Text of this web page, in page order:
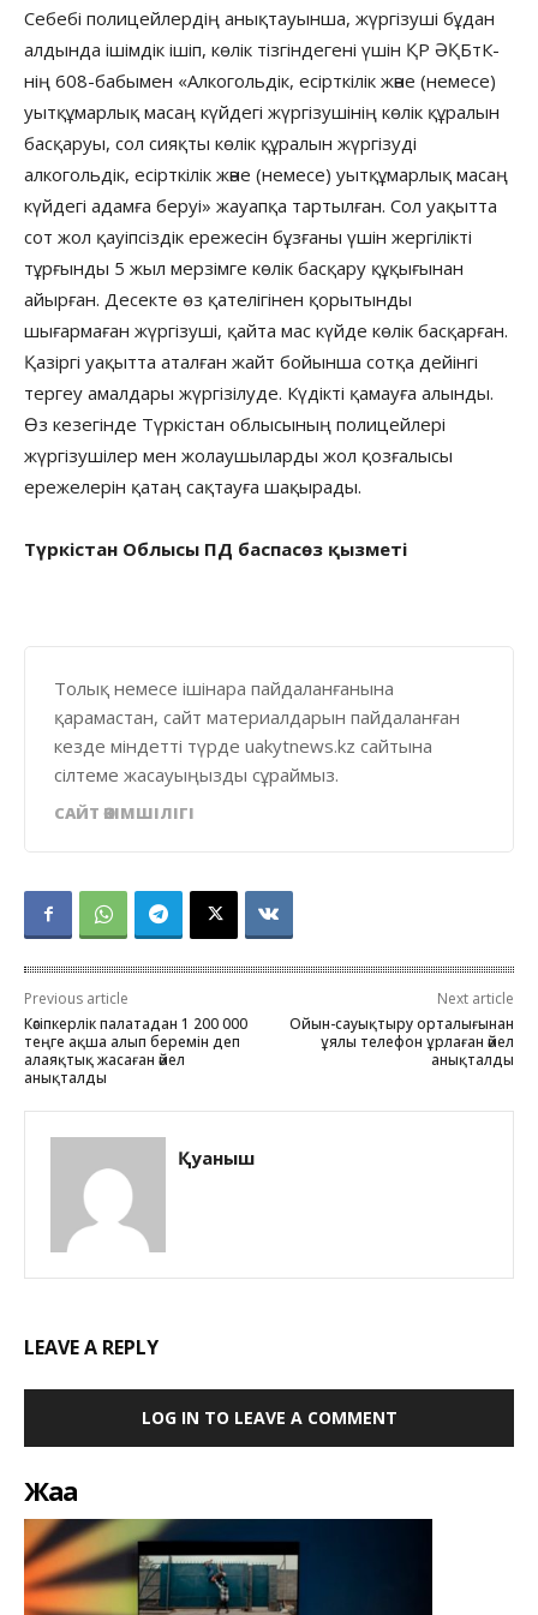
Себебі полицейлердің анықтауынша, жүргізуші бұдан
алдында ішімдік ішіп, көлік тізгіндегені үшін ҚР ӘҚБтК-
нің 608-бабымен «Алкогольдік, есірткілік және (немесе)
уытқұмарлық масаң күйдегі жүргізушінің көлік құралын
басқаруы, сол сияқты көлік құралын жүргізуді
алкогольдік, есірткілік және (немесе) уытқұмарлық масаң
күйдегі адамға беруі» жауапқа тартылған. Сол уақытта
сот жол қауіпсіздік ережесін бұзғаны үшін жергілікті
тұрғынды 5 жыл мерзімге көлік басқару құқығынан
айырған. Десекте өз қателігінен қорытынды
шығармаған жүргізуші, қайта мас күйде көлік басқарған.
Қазіргі уақытта аталған жайт бойынша сотқа дейінгі
тергеу амалдары жүргізілуде. Күдікті қамауға алынды.
Өз кезегінде Түркістан облысының полицейлері
жүргізушілер мен жолаушыларды жол қозғалысы
ережелерін қатаң сақтауға шақырады.
Түркістан Облысы ПД баспасөз қызметі
Толық немесе ішінара пайдаланғанына
қарамастан, сайт материалдарын пайдаланған
кезде міндетті түрде uakytnews.kz сайтына
сілтеме жасауыңызды сұраймыз.
САЙТ ӘКІМШІЛІГІ
Previous article
Кәсіпкерлік палатадан 1 200 000
теңге ақша алып беремін деп
алаяқтық жасаған әйел
анықталды
Next article
Ойын-сауықтыру орталығынан
ұялы телефон ұрлаған әйел
анықталды
Қуаныш
LEAVE A REPLY
LOG IN TO LEAVE A COMMENT
Жаңа